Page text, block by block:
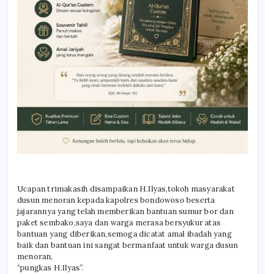
Ucapan trimakasih disampaikan H.Ilyas,tokoh masyarakat
dusun menoran kepada kapolres bondowoso beserta
jajarannya yang telah memberikan bantuan sumur bor dan
paket sembako,saya dan warga merasa bersyukur atas
bantuan yang diberikan,semoga dicatat amal ibadah yang
baik dan bantuan ini sangat bermanfaat untuk warga dusun
menoran,
“pungkas H.Ilyas”.